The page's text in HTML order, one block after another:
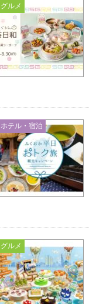
グルメ
ホテル・宿泊
グルメ